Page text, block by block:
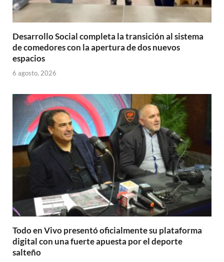
Desarrollo Social completa la transición al sistema
de comedores con la apertura de dos nuevos
espacios
6 agosto, 2026
Todo en Vivo presentó oficialmente su plataforma
digital con una fuerte apuesta por el deporte
salteño